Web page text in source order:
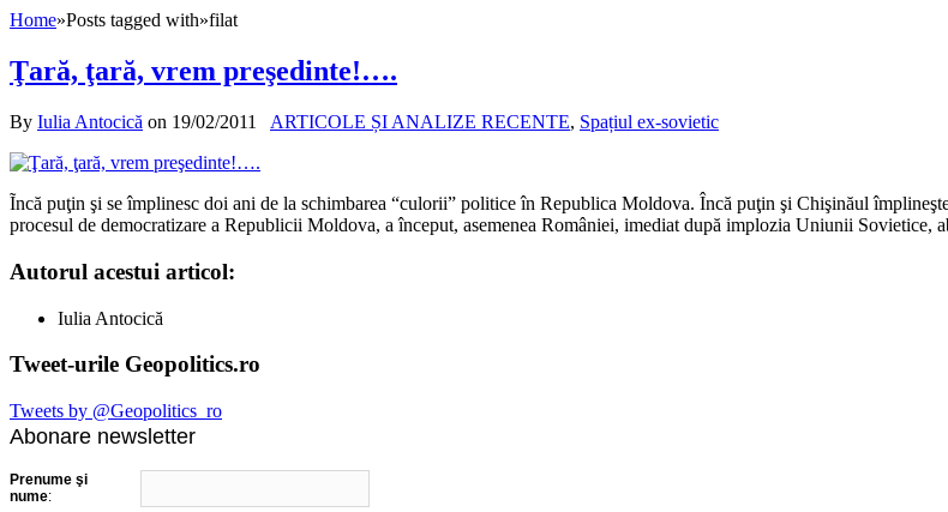
Home»Posts tagged with»filat
Ţară, ţară, vrem preşedinte!….
By Iulia Antocică on 19/02/2011 ARTICOLE ȘI ANALIZE RECENTE, Spațiul ex-sovietic
Ĩncă puţin şi se împlinesc doi ani de la schimbarea “culorii” politice în Republica Moldova. Încă puţin şi Chişinăul
procesul de democratizare a Republicii Moldova, a început, asemenea României, imediat după implozia Uniunii Sovietice,
Autorul acestui articol:
Iulia Antocică
Tweet-urile Geopolitics.ro
Tweets by @Geopolitics_ro
Abonare newsletter
Prenume şi
nume: